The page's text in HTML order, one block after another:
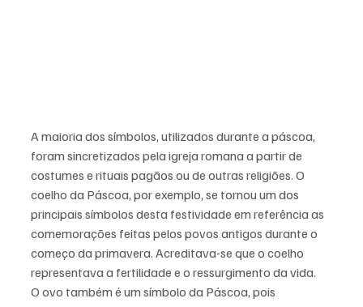
A maioria dos símbolos, utilizados durante a páscoa,
foram sincretizados pela igreja romana a partir de
costumes e rituais pagãos ou de outras religiões. O
coelho da Páscoa, por exemplo, se tornou um dos
principais símbolos desta festividade em referência as
comemorações feitas pelos povos antigos durante o
começo da primavera. Acreditava-se que o coelho
representava a fertilidade e o ressurgimento da vida.
O ovo também é um símbolo da Páscoa, pois